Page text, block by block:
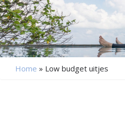
Home » Low budget uitjes